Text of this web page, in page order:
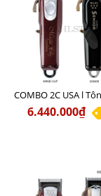
6.440.000₫